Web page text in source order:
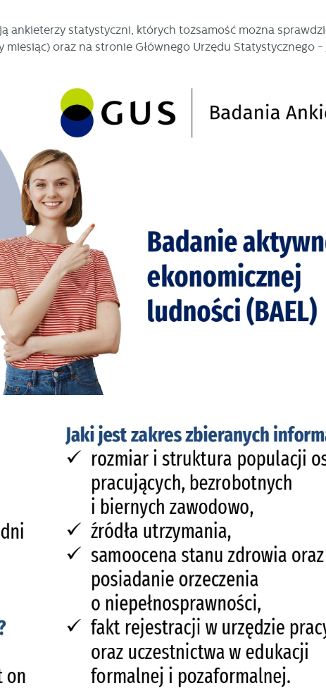
ankieterzy statystyczni, których tożsamość można
miesiąc) oraz na stronie Głównego Urzędu Statystycznego -